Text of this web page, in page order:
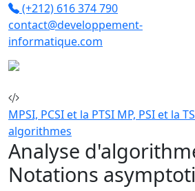
(+212) 616 374 790
contact@developpement-
informatique.com
MPSI, PCSI et la PTSI MP, PSI et la
algorithmes
Analyse
Notations